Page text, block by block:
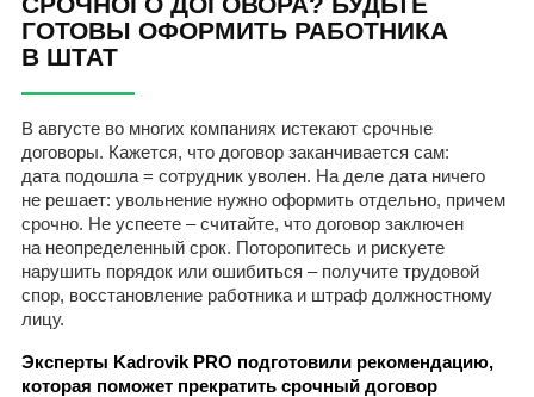
ГОТОВЫ ОФОРМИТЬ РАБОТНИКА
В ШТАТ
В августе во многих компаниях истекают срочные
договоры. Кажется, что договор заканчивается сам:
дата подошла = сотрудник уволен. На деле дата ничего
не решает: увольнение нужно оформить отдельно, причем
срочно. Не успеете – считайте, что договор заключен
на неопределенный срок. Поторопитесь и рискуете
нарушить порядок или ошибиться – получите трудовой
спор, восстановление работника и штраф должностному
лицу.
Эксперты Kadrovik PRO подготовили рекомендацию,
которая поможет прекратить срочный договор